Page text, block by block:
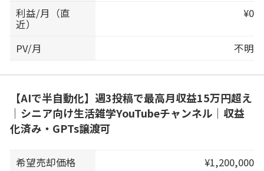
利益/月（直
近）
¥0
PV/月 不明
【AIで半自動化】週3投稿で最高月収益15万円超え
｜シニア向け生活雑学YouTubeチャンネル｜収益
化済み・GPTs譲渡可
希望売却価格
¥1,200,000